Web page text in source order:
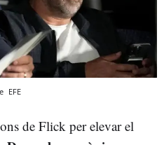
EFE
de Flick per elevar el